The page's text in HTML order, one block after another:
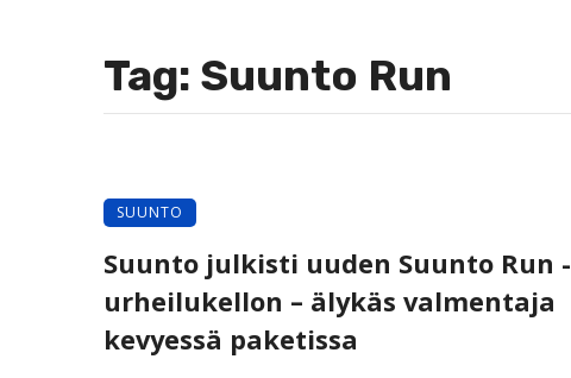
Tag: Suunto Run
SUUNTO
Suunto julkisti uuden Suunto Run -
urheilukellon – älykäs valmentaja
kevyessä paketissa